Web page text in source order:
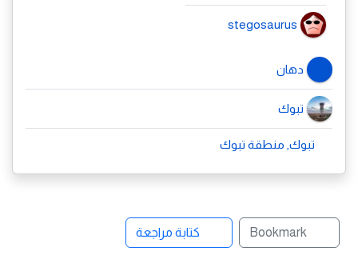
stegosaurus
دهان
تبوك
تبوك, منطقة تبوك
Bookmark كتابة مراجعة